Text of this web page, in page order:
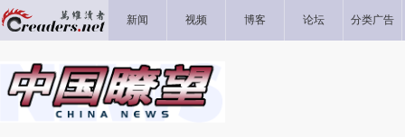
新闻 视频 博客 论坛 分类广告